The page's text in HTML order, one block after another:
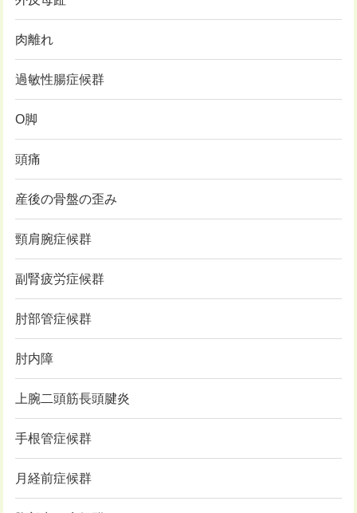
肉離れ
過敏性腸症候群
O脚
頭痛
産後の骨盤の歪み
頸肩腕症候群
副腎疲労症候群
肘部管症候群
肘内障
上腕二頭筋長頭腱炎
手根管症候群
月経前症候群